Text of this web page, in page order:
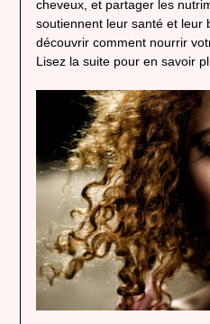
cheveux, et partager les
soutiennent leur santé et leur
découvrir comment nourrir
Lisez la suite pour en savoir